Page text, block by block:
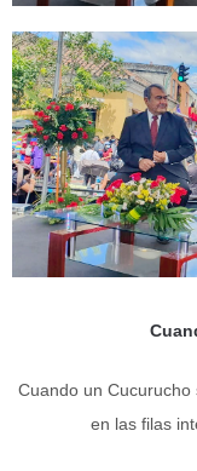
Cuando un
en las filas